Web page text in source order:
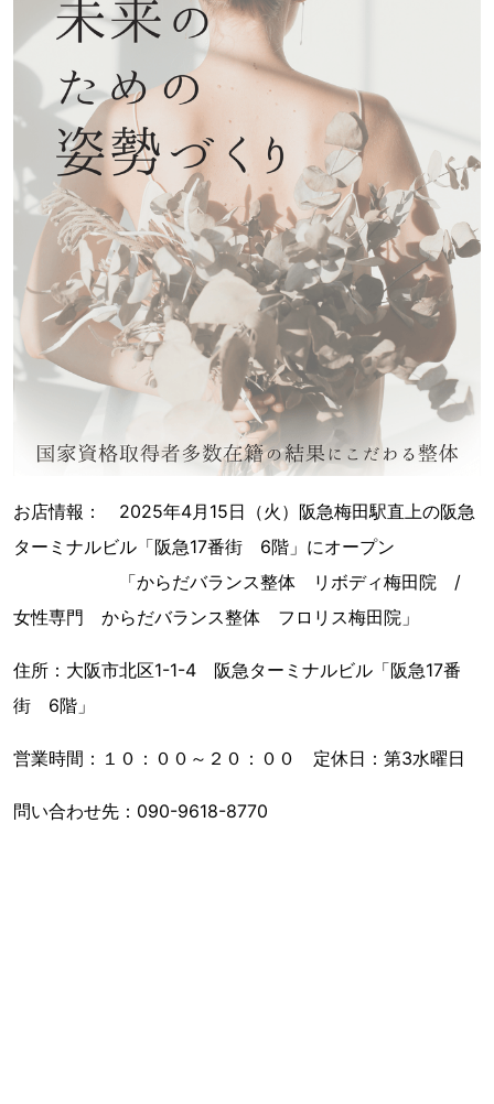
お店情報： 2025年4月15日（火）阪急梅田駅直上の阪急
ターミナルビル「阪急17番街 6階」にオープン
「からだバランス整体 リボディ梅田院 /
女性専門 からだバランス整体 フロリス梅田院」
住所：大阪市北区1-1-4 阪急ターミナルビル「阪急17番
街 6階」
営業時間：１０：００～２０：００ 定休日：第3水曜日
問い合わせ先：090-9618-8770